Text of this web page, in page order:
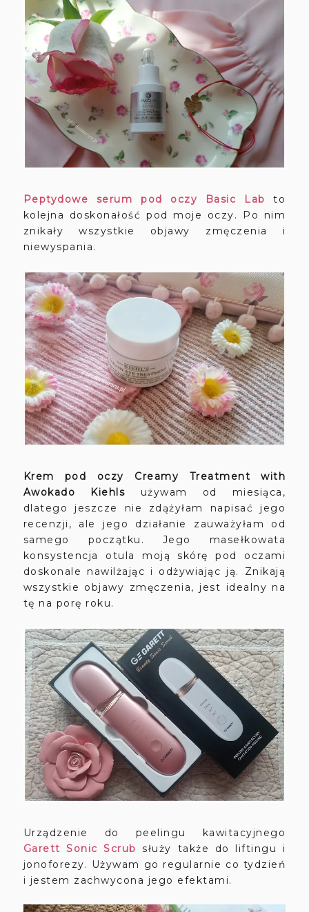
Peptydowe serum pod oczy Basic Lab to
kolejna doskonałość pod moje oczy. Po nim
znikały wszystkie objawy zmęczenia i
niewyspania.
Krem pod oczy Creamy Treatment with
Awokado Kiehls używam od miesiąca,
dlatego jeszcze nie zdążyłam napisać jego
recenzji, ale jego działanie zauważyłam od
samego początku. Jego masełkowata
konsystencja otula moją skórę pod oczami
doskonale nawilżając i odżywiając ją. Znikają
wszystkie objawy zmęczenia, jest idealny na
tę na porę roku.
Urządzenie do peelingu kawitacyjnego
Garett Sonic Scrub służy także do liftingu i
jonoforezy. Używam go regularnie co tydzień
i jestem zachwycona jego efektami.